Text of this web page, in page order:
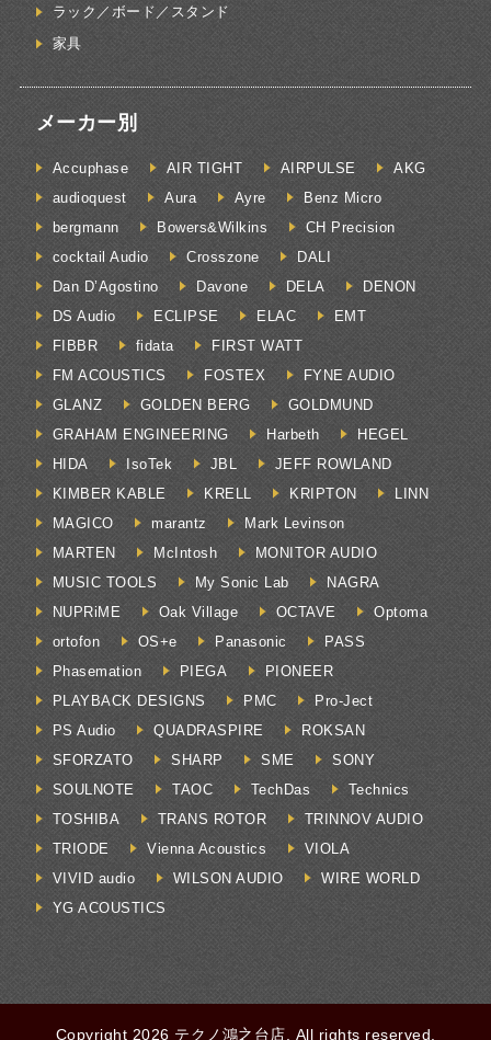
ラック／ボード／スタンド
家具
メーカー別
Accuphase AIR TIGHT AIRPULSE
AKG
audioquest
Aura Ayre
Benz Micro
bergmann
Bowers&Wilkins
CH Precision
cocktail Audio
Crosszone
DALI
Dan D’Agostino
Davone DELA
DENON
DS Audio
ECLIPSE ELAC
EMT
FIBBR
fidata
FIRST WATT
FM ACOUSTICS
FOSTEX
FYNE AUDIO
GLANZ
GOLDEN BERG
GOLDMUND
GRAHAM ENGINEERING
Harbeth
HEGEL
HIDA
IsoTek JBL
JEFF ROWLAND
KIMBER KABLE
KRELL KRIPTON
LINN
MAGICO
marantz
Mark Levinson
MARTEN
McIntosh
MONITOR AUDIO
MUSIC TOOLS
My Sonic Lab
NAGRA
NUPRiME
Oak Village OCTAVE
Optoma
ortofon
OS+e Panasonic
PASS
Phasemation
PIEGA
PIONEER
PLAYBACK DESIGNS
PMC
Pro-Ject
PS Audio
QUADRASPIRE
ROKSAN
SFORZATO
SHARP SME
SONY
SOULNOTE
TAOC TechDas
Technics
TOSHIBA
TRANS ROTOR
TRINNOV AUDIO
TRIODE
Vienna Acoustics
VIOLA
VIVID audio
WILSON AUDIO
WIRE WORLD
YG ACOUSTICS
Copyright 2026 テクノ鴻之台店. All rights reserved.